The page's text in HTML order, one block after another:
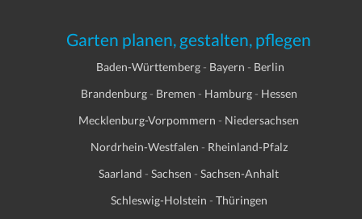
Garten planen, gestalten, pflegen
Baden-Württemberg- Bayern - Berlin
Brandenburg- Bremen - Hamburg- Hessen
Mecklenburg-Vorpommern - Niedersachsen
Nordrhein-Westfalen - Rheinland-Pfalz
Saarland -Sachsen -Sachsen-Anhalt
Schleswig-Holstein - Thüringen